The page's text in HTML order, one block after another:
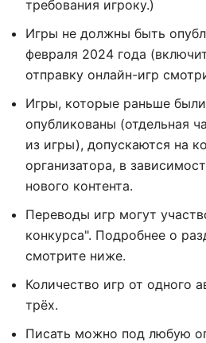
требования игроку.)
Игры не должны быть
февраля 2024 года
отправку онлайн-игр
Игры, которые раньше
опубликованы (отдельная
из игры), допускаются на
организатора, в
нового контента.
Переводы игр могут
конкурса". Подробнее о
смотрите ниже.
Количество игр от одного
трёх.
Писать можно под любую